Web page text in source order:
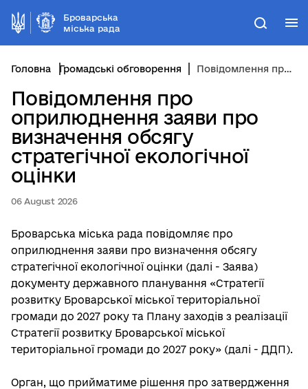
Броварська
міська рада
Пошук
Головна Громадські обговорення Повідомлення про оприлюднення заяви про визначення обсягу стратегічної екологічної оцінки
Повідомлення про
оприлюднення заяви про
визначення обсягу
стратегічної екологічної
оцінки
06 August 2026
Броварська міська рада повідомляє про
оприлюднення заяви про визначення обсягу
стратегічної екологічної оцінки (далі - Заява)
документу державного планування «Стратегії
розвитку Броварської міської територіальної
громади до 2027 року та Плану заходів з реалізації
Стратегії розвитку Броварської міської
територіальної громади до 2027 року» (далі - ДДП).
Орган, що прийматиме рішення про затвердження